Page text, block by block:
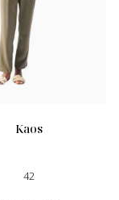
kaos
42